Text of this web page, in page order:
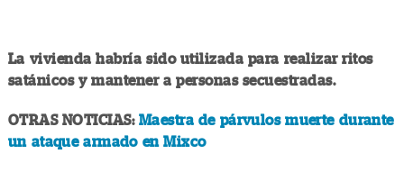
La vivienda habría sido utilizada para realizar ritos
satánicos y mantener a personas secuestradas.
OTRAS NOTICIAS: Maestra de párvulos muerte durante
un ataque armado en Mixco